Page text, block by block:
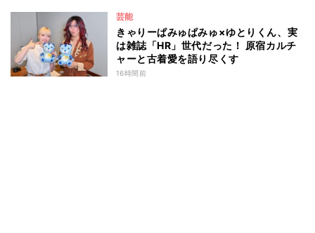
芸能
きゃりーぱみゅぱみゅ×ゆとりくん、実
は雑誌「HR」世代だった！ 原宿カルチ
ャーと古着愛を語り尽くす
16時間前